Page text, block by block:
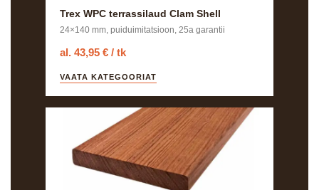
Trex WPC terrassilaud Clam Shell
24×140 mm, puiduimitatsioon, 25a garantii
al. 43,95 € / tk
VAATA KATEGOORIAT